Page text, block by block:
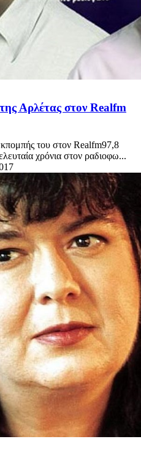
της Αρλέτας στον Realfm
του στον Realfm97,8
χρόνια στον ραδιοφω...